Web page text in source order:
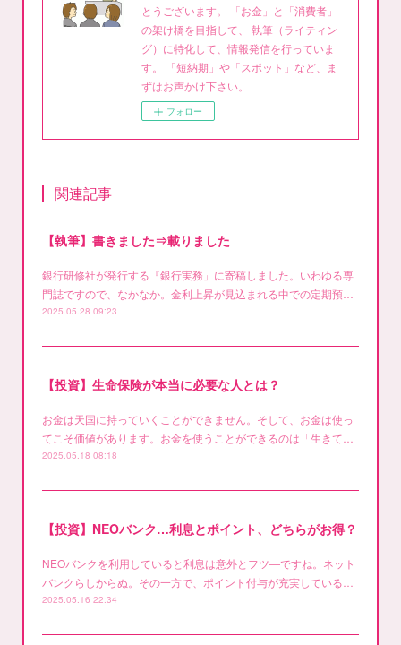
とうございます。 「お金」と「消費者」
の架け橋を目指して、 執筆（ライティン
グ）に特化して、情報発信を行っていま
す。 「短納期」や「スポット」など、ま
ずはお声かけ下さい。
フォロー
関連記事
【執筆】書きました⇒載りました
銀行研修社が発行する『銀行実務」に寄稿しました。いわゆる専
門誌ですので、なかなか。金利上昇が見込まれる中での定期預…
2025.05.28 09:23
【投資】生命保険が本当に必要な人とは？
お金は天国に持っていくことができません。そして、お金は使っ
てこそ価値があります。お金を使うことができるのは「生きて…
2025.05.18 08:18
【投資】NEOバンク…利息とポイント、どちらがお得？
NEOバンクを利用していると利息は意外とフツ―ですね。ネット
バンクらしからぬ。その一方で、ポイント付与が充実している…
2025.05.16 22:34